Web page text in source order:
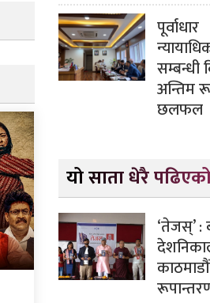
पूर्वाधार
सम्बन्धी
अन्तिम
छलफल
यो साता धेरै
‘तेजस्’ :